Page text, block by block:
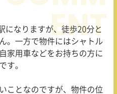
になりますが、徒歩20分と
。一方で物件にはシャトル
家用車などをお持ちの方に
す。
ことなのですが、物件の位